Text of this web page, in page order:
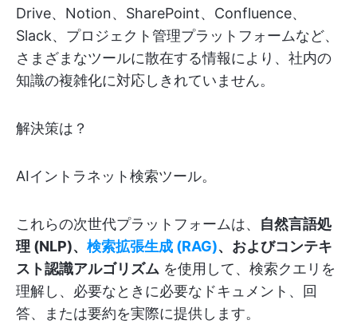
Drive、Notion、SharePoint、Confluence、
Slack、プロジェクト管理プラットフォームなど、
さまざまなツールに散在する情報により、社内の
知識の複雑化に対応しきれていません。
解決策は？
AIイントラネット検索ツール。
これらの次世代プラットフォームは、 自然言語処
理 (NLP)、 検索拡張生成 (RAG)、およびコンテキ
スト認識アルゴリズム を使用して、検索クエリを
理解し、必要なときに必要なドキュメント、回
答、または要約を実際に提供します。